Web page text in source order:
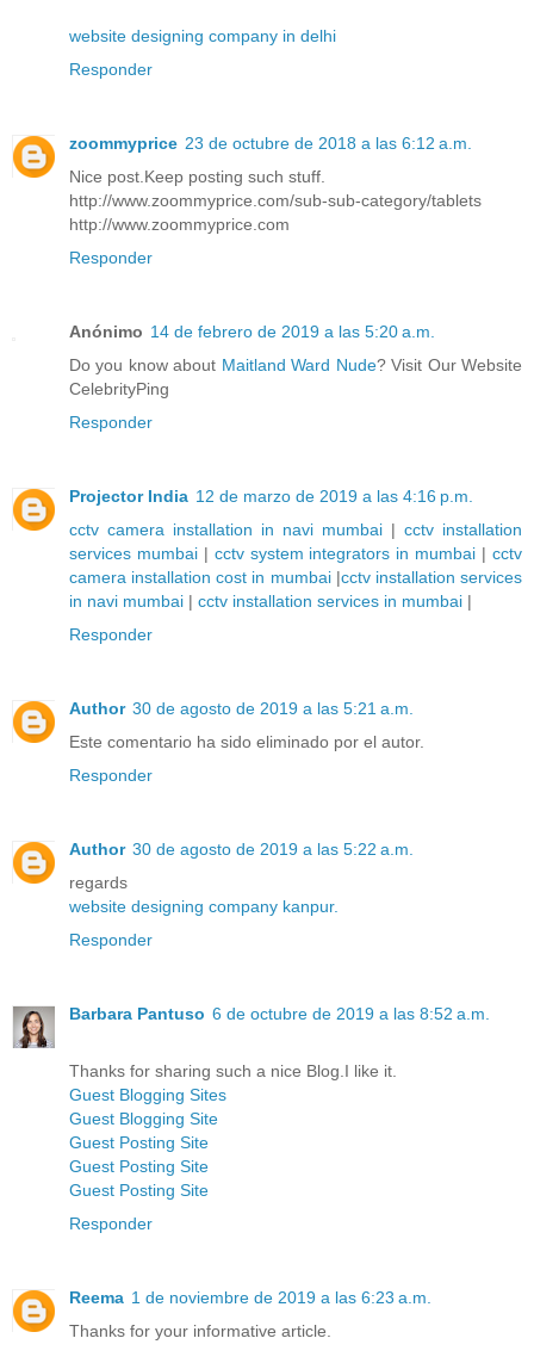
website designing company in delhi
Responder
zoommyprice 23 de octubre de 2018 a las 6:12 a.m.
Nice post.Keep posting such stuff.
http://www.zoommyprice.com/sub-sub-category/tablets
http://www.zoommyprice.com
Responder
Anónimo 14 de febrero de 2019 a las 5:20 a.m.
Do you know about Maitland Ward Nude? Visit Our Website
CelebrityPing
Responder
Projector India 12 de marzo de 2019 a las 4:16 p.m.
cctv camera installation in navi mumbai | cctv installation
services mumbai| cctv system integrators in mumbai |cctv
camera installation cost in mumbai|cctv installation services
in navi mumbai | cctv installation services in mumbai |
Responder
Author 30 de agosto de 2019 a las 5:21 a.m.
Este comentario ha sido eliminado por el autor.
Responder
Author 30 de agosto de 2019 a las 5:22 a.m.
regards
website designing company kanpur.
Responder
Barbara Pantuso 6 de octubre de 2019 a las 8:52 a.m.
Thanks for sharing such a nice Blog.I like it.
Guest Blogging Sites
Guest Blogging Site
Guest Posting Site
Guest Posting Site
Guest Posting Site
Responder
Reema 1 de noviembre de 2019 a las 6:23 a.m.
Thanks for your informative article.